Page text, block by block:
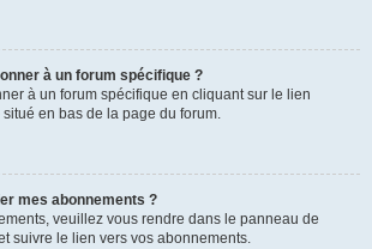
à un forum spécifique ?
à un forum spécifique en cliquant sur le lien
situé en bas de la page du forum.
mes abonnements ?
veuillez vous rendre dans le panneau de
suivre le lien vers vos abonnements.